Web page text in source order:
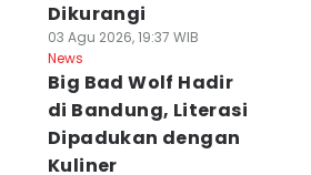
Dikurangi
03 Agu 2026, 19:37 WIB
News
Big Bad Wolf Hadir
di Bandung, Literasi
Dipadukan dengan
Kuliner